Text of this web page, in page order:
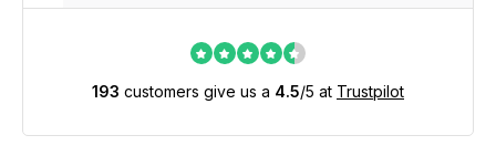
193 customers give us a 4.5/5 at Trustpilot